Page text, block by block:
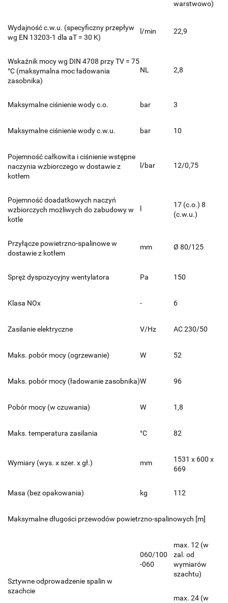
warstwowo)
Wydajność c.w.u. (specyficzny przepływ
wg EN 13203-1 dla aT = 30 K)
l/min 22,9
Wskaźnik mocy wg DIN 4708 przy TV = 75
°C (maksymalna moc ładowania
zasobnika)
NL 2,8
Maksymalne ciśnienie wody c.o. bar 3
Maksymalne ciśnienie wody c.w.u. bar 10
Pojemność całkowita i ciśnienie wstępne
naczynia wzbiorczego w dostawie z
kotłem
l/bar 12/0,75
Pojemność doadatkowych naczyń
wzbiorczych możliwych do zabudowy w
kotle
17 (c.o.) 8
(c.w.u.)
Przyłącze powietrzno-spalinowe w
dostawie z kotłem
mm Ø 80/125
Spręż dyspozycyjny wentylatora Pa 150
Klasa NOx - 6
Zasilanie elektryczne V/Hz AC 230/50
Maks. pobór mocy (ogrzewanie) W 52
Maks. pobór mocy (ładowanie zasobnika)W 96
Pobór mocy (w czuwania) W 1,8
Maks. temperatura zasilania °C 82
Wymiary (wys. x szer. x gł.) mm
1531 x 600 x
669
Masa (bez opakowania) kg 112
Maksymalne długości przewodów powietrzno-spalinowych [m]
Sztywne odprowadzenie spalin w
szachcie
060/100
-060
max. 12 (w
zal. od
wymiarów
szachtu)
max. 24 (w